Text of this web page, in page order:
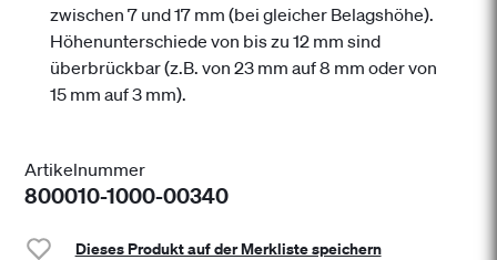
zwischen 7 und 17 mm (bei gleicher Belagshöhe).
Höhenunterschiede von bis zu 12 mm sind
überbrückbar (z.B. von 23 mm auf 8 mm oder von
15 mm auf 3 mm).
Artikelnummer
800010-1000-00340
Dieses Produkt auf der Merkliste speichern